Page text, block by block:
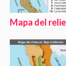
Mapa del